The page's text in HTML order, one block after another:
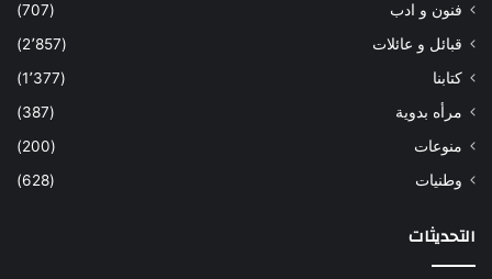
فنون و ادب
(707)
قبائل و عائلات
(2٬857)
كتابنا
(1٬377)
مرأه بدوية
(387)
منوعات
(200)
وطنيات
(628)
التحديثات